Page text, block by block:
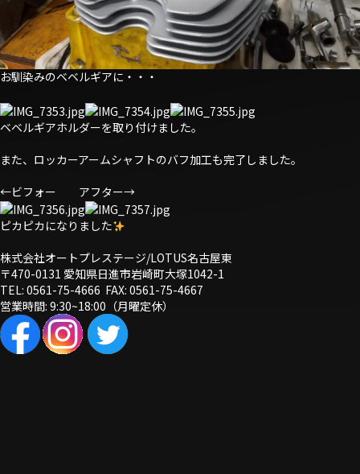
お馴染みのベベルギアに・・・
ベベルギアホルダーを取り付けました。
また、ロッカーアームシャフトのバフ加工も完了しました。
←ビフォー アフター→
ピカピカになりました
株式会社オートプレステージ/LOTUS名古屋東
〒470-0131 愛知県日進市岩崎町大塚1042-1
TEL: 0561-75-4666 FAX: 0561-75-4667
営業時間: 9:30~18:00（月曜定休）